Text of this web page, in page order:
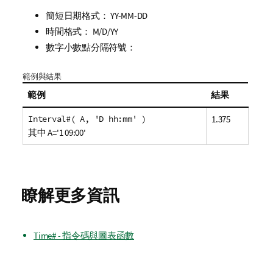
簡短日期格式： YY-MM-DD
時間格式： M/D/YY
數字小數點分隔符號：
範例與結果
範例 結果
Interval#( A, 'D hh:mm' )
其中 A='1 09:00'
1.375
瞭解更多資訊
Time# - 指令碼與圖表函數